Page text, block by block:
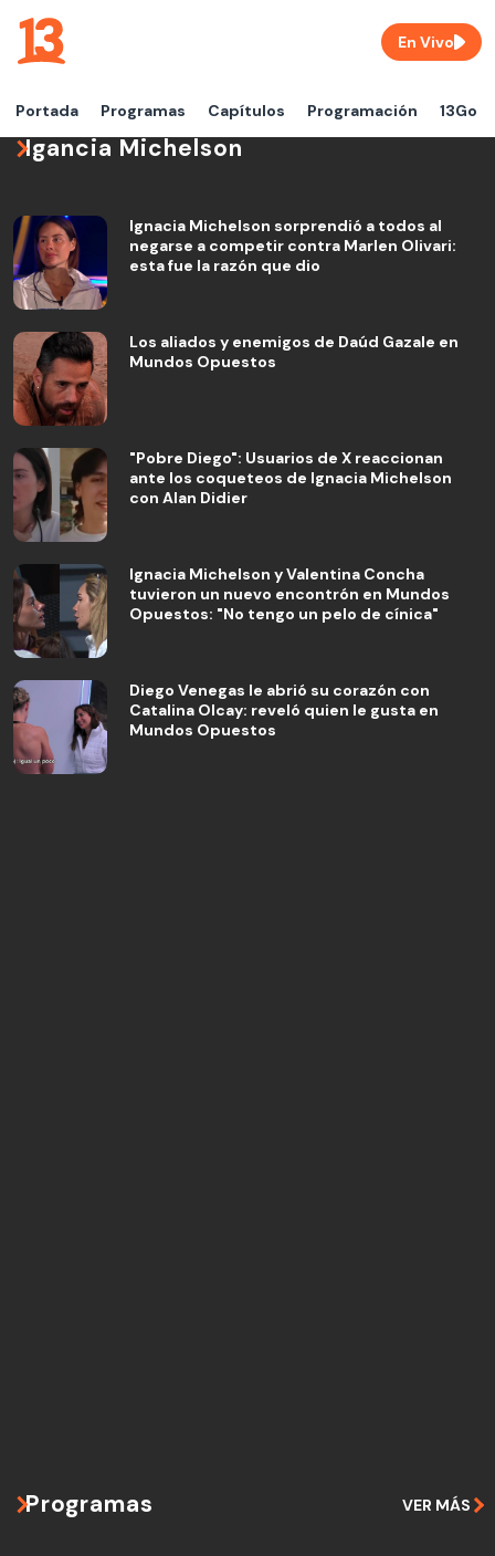
Portada Programas Capítulos Programación 13Go
En Vivo
Igancia Michelson
Ignacia Michelson sorprendió a todos al
negarse a competir contra Marlen Olivari:
esta fue la razón que dio
Los aliados y enemigos de Daúd Gazale en
Mundos Opuestos
"Pobre Diego": Usuarios de X reaccionan
ante los coqueteos de Ignacia Michelson
con Alan Didier
Ignacia Michelson y Valentina Concha
tuvieron un nuevo encontrón en Mundos
Opuestos: "No tengo un pelo de cínica"
Diego Venegas le abrió su corazón con
Catalina Olcay: reveló quien le gusta en
Mundos Opuestos
Programas VER MÁS